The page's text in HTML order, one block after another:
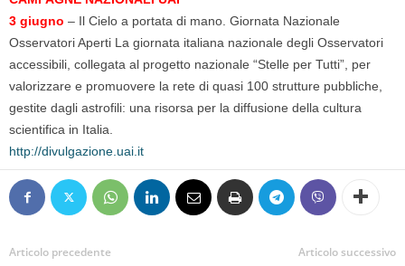
3 giugno – Il Cielo a portata di mano. Giornata Nazionale
Osservatori Aperti La giornata italiana nazionale degli Osservatori
accessibili, collegata al progetto nazionale “Stelle per Tutti”, per
valorizzare e promuovere la rete di quasi 100 strutture pubbliche,
gestite dagli astrofili: una risorsa per la diffusione della cultura
scientifica in Italia.
http://divulgazione.uai.it
Articolo precedente Articolo successivo